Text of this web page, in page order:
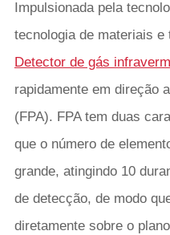
Impulsionada pela
tecnologia de materiais
Detector de gás
rapidamente em direção
(FPA). FPA tem duas
que o número de
grande, atingindo 10
de detecção, de modo
diretamente sobre o